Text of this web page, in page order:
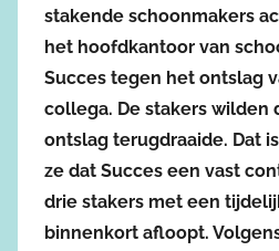
stakende schoonmakers
het hoofdkantoor van
Succes tegen het ontslag
collega. De stakers wilden
ontslag terugdraaide. Dat
ze dat Succes een vast
drie stakers met een
binnenkort afloopt.